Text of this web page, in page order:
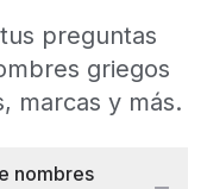
preguntas
griegos
marcas y más.
nombres